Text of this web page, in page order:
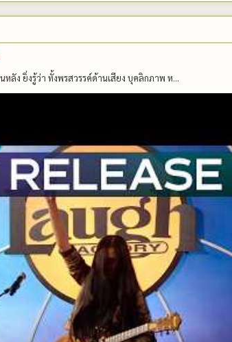
ลัง ยิ่งรู้ว่า ทั้งพรสวรรค์ด้านเสียง บุคลิกภาพ ห...